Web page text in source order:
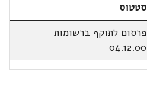
סטטוס
פרסום לתוקף ברשומות
04.12.00